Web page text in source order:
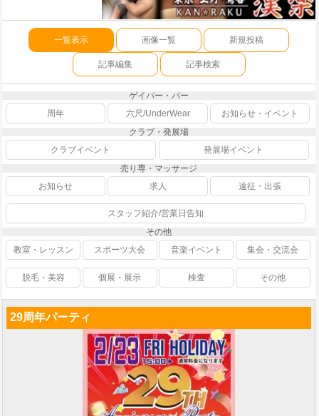
一覧表示 画像一覧 新規投稿
記事編集 記事検索
ゲイバー・バー
周年
六尺/UnderWear
お知らせ・イベント
クラブ・発展場
クラブイベント
発展場イベント
売り専・マッサージ
お知らせ
求人 遠征・出張
スタッフ紹介/営業日告知
その他
教室・レッスン
スポーツ大会 音楽イベント 集会・交流会
脱毛・美容 個展・展示 検査 その他
29周年パーティ